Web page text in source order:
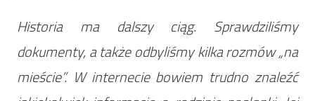
Historia ma dalszy ciąg. Sprawdziliśmy
dokumenty, a także odbyliśmy kilka rozmów „na
mieście”. W internecie bowiem trudno znaleźć